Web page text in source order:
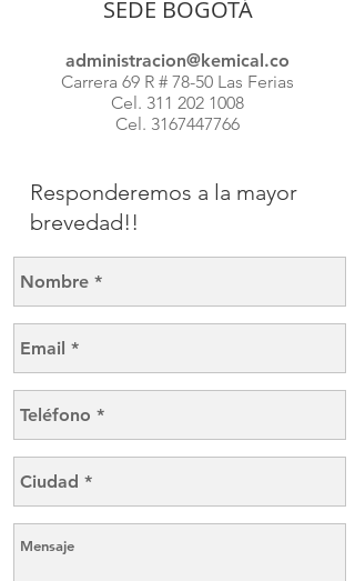
SEDE BOGOTÁ
administracion@kemical.co
Carrera 69 R # 78-50 Las Ferias
Cel. 311 202 1008
Cel. 3167447766
Responderemos a la mayor
brevedad!!